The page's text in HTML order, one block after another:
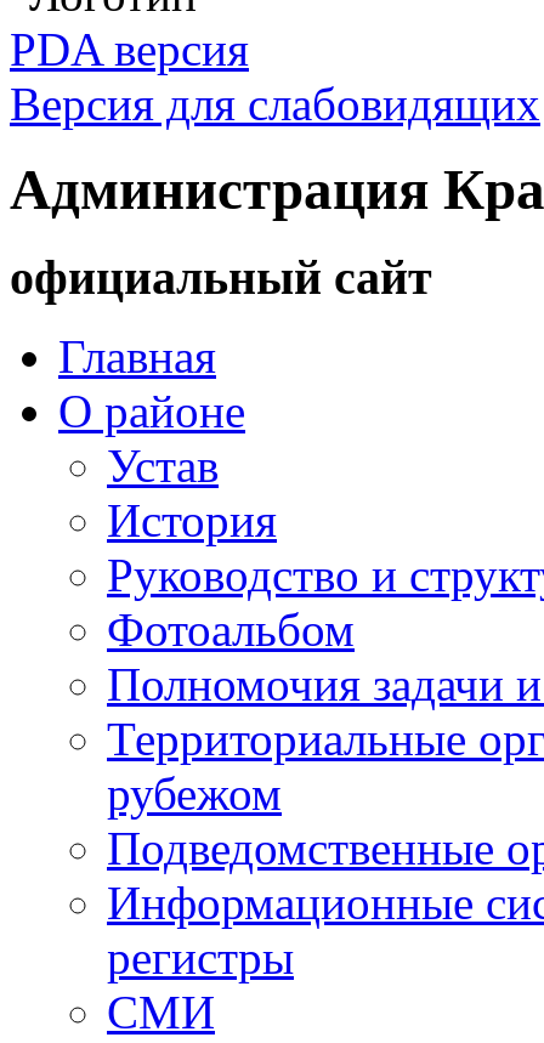
PDA версия
Версия для слабовидящих
Администрация
официальный сайт
Главная
О районе
Устав
История
Руководство и
Фотоальбом
Полномочия задачи
Территориальные
рубежом
Подведомственные
Информационные
регистры
СМИ